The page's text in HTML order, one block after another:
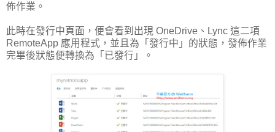
佈作業。
此時在發行中頁面，便會看到出現 OneDrive、Lync 這二項
RemoteApp 應用程式，並且為「發行中」的狀態，發佈作業
完畢後狀態便轉換為「已發行」。